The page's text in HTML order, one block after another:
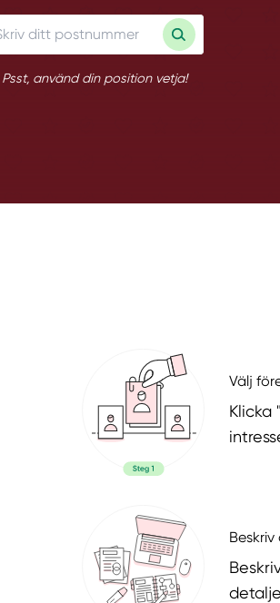
Psst, använd din position vetja!
Välj
Klicka